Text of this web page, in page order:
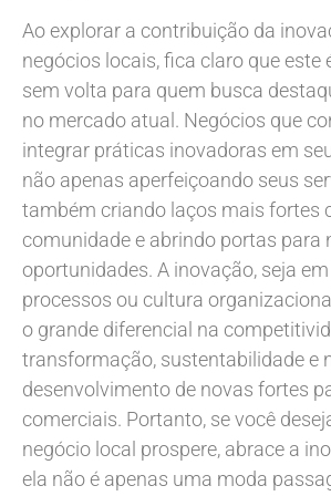
Ao explorar a contribuição da
negócios locais, fica claro que este
sem volta para quem busca
no mercado atual. Negócios que
integrar práticas inovadoras em
não apenas aperfeiçoando seus
também criando laços mais fortes
comunidade e abrindo portas para
oportunidades. A inovação, seja
processos ou cultura
o grande diferencial na
transformação, sustentabilidade e
desenvolvimento de novas fortes
comerciais. Portanto, se você
negócio local prospere, abrace a
ela não é apenas uma moda